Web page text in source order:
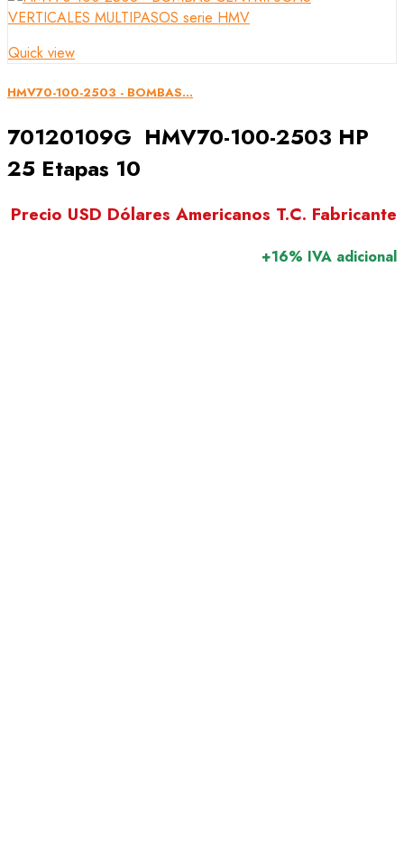
Quick view
HMV70-100-2503 - BOMBAS...
70120109G HMV70-100-2503 HP
25 Etapas 10
Precio USD Dólares Americanos T.C. Fabricante
+16% IVA adicional